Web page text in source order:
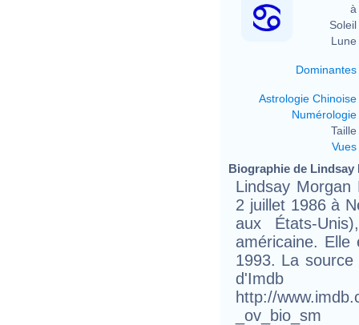
à
Soleil
Lune
Dominantes
Astrologie Chinoise
Numérologie
Taille
Vues
Biographie de Lindsay
Lindsay Morgan
2 juillet 1986 à
aux États-
américaine.
1993. La
http://
_ov_bio_sm